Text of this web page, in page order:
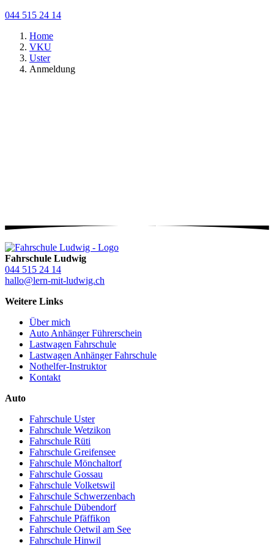
044 515 24 14
Home
VKU
Uster
Anmeldung
Fahrschule Ludwig
044 515 24 14
hallo@lern-mit-ludwig.ch
Weitere Links
Über mich
Auto Anhänger Führerschein
Lastwagen Fahrschule
Lastwagen Anhänger Fahrschule
Nothelfer-Instruktor
Kontakt
Auto
Fahrschule Uster
Fahrschule Wetzikon
Fahrschule Rüti
Fahrschule Greifensee
Fahrschule Mönchaltorf
Fahrschule Gossau
Fahrschule Volketswil
Fahrschule Schwerzenbach
Fahrschule Dübendorf
Fahrschule Pfäffikon
Fahrschule Oetwil am See
Fahrschule Hinwil